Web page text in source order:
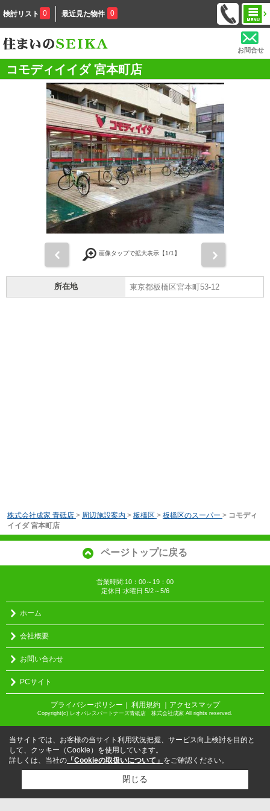
検討リスト 0 最近見た物件 0
お問合せ
コモディイイダ 宮本町店
画像タップで拡大表示【1/1】
所在地 東京都板橋区宮本町53-12
株式会社成家 青砥店 > 周辺施設案内 > 板橋区 > 板橋区のスーパー > コモディ
イイダ 宮本町店
ページトップに戻る
営業時間:10：00～19：00
定休日:水曜日 5/2～5/6
ホーム
会社概要
お問い合わせ
PCサイト
プライバシーポリシー ｜ 利用規約 ｜アクセスマップ
Copyright(c) レオパレスパートナーズ青砥店 株式会社成家 All rights reserved.
当サイトでは、お客様の当サイト利用状況把握、サービス向上検討を目的と
して、クッキー（Cookie）を使用しています。
詳しくは、当社の 「Cookieの取扱いについて」 をご確認ください。
閉じる